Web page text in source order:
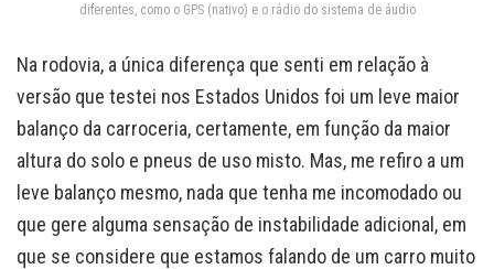
diferentes, como o GPS (nativo) e o rádio do sistema de áudio
Na rodovia, a única diferença que senti em relação à
versão que testei nos Estados Unidos foi um leve maior
balanço da carroceria, certamente, em função da maior
altura do solo e pneus de uso misto. Mas, me refiro a um
leve balanço mesmo, nada que tenha me incomodado ou
que gere alguma sensação de instabilidade adicional, em
que se considere que estamos falando de um carro muito